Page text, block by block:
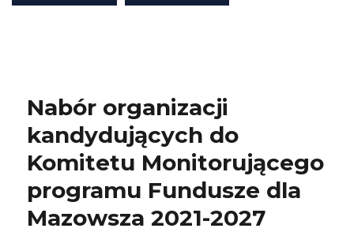
Nabór organizacji
kandydujących do
Komitetu Monitorującego
programu Fundusze dla
Mazowsza 2021-2027